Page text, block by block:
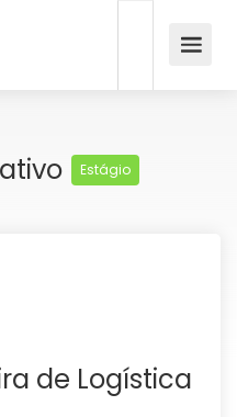
Estágio
de Logística